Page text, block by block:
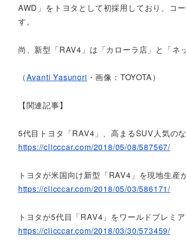
AWD」をトヨタとして初採用しており、コ
す。
尚、新型「RAV4」は「カローラ店」と「ネ
（Avanti Yasunori ・画像：TOYOTA）
【関連記事】
5代目トヨタ「RAV4」、高まるSUV人気の
https://clicccar.com/2018/05/08/587567/
トヨタが米国向け新型「RAV4」を現地生産
https://clicccar.com/2018/05/03/586171/
トヨタが5代目「RAV4」をワールドプレミ
https://clicccar.com/2018/03/30/573459/